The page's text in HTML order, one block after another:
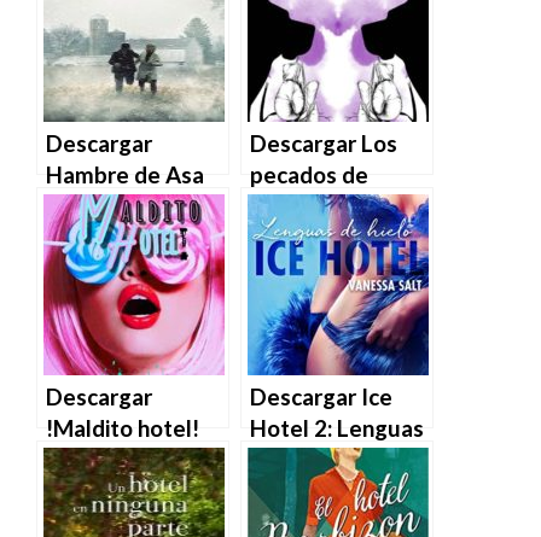
EPUB | PDF |
MOBI
Descargar
Hambre de Asa
Ericsdotter en
EPUB | PDF |
MOBI
Descargar Los
pecados de
nuestros padres
– Åsa Larsson en
EPUB | PDF |
MOBI
Descargar
!Maldito hotel!
de Verónica
García Montiel en
EPUB | PDF |
Descargar Ice
Hotel 2: Lenguas
de hielo de
Vanessa Salt en
EPUB | PDF |